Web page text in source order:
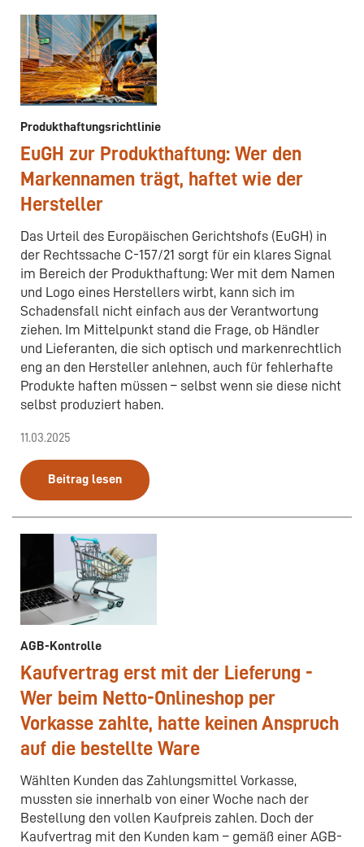
Produkthaftungsrichtlinie
EuGH zur Produkthaftung: Wer den
Markennamen trägt, haftet wie der
Hersteller
Das Urteil des Europäischen Gerichtshofs (EuGH) in
der Rechtssache C-157/21 sorgt für ein klares Signal
im Bereich der Produkthaftung: Wer mit dem Namen
und Logo eines Herstellers wirbt, kann sich im
Schadensfall nicht einfach aus der Verantwortung
ziehen. Im Mittelpunkt stand die Frage, ob Händler
und Lieferanten, die sich optisch und markenrechtlich
eng an den Hersteller anlehnen, auch für fehlerhafte
Produkte haften müssen – selbst wenn sie diese nicht
selbst produziert haben.
11.03.2025
Beitrag lesen
AGB-Kontrolle
Kaufvertrag erst mit der Lieferung -
Wer beim Netto-Onlineshop per
Vorkasse zahlte, hatte keinen Anspruch
auf die bestellte Ware
Wählten Kunden das Zahlungsmittel Vorkasse,
mussten sie innerhalb von einer Woche nach der
Bestellung den vollen Kaufpreis zahlen. Doch der
Kaufvertrag mit den Kunden kam – gemäß einer AGB-